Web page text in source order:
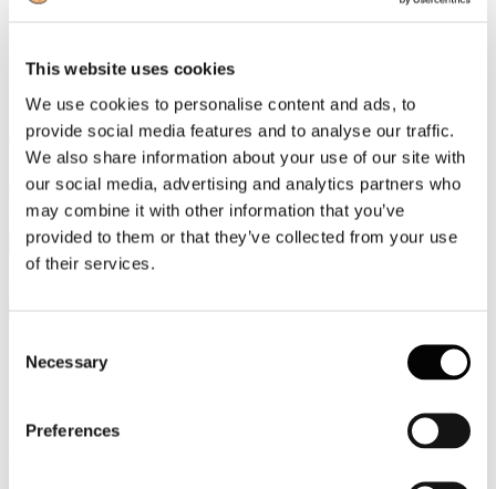
This website uses cookies
We use cookies to personalise content and ads, to
provide social media features and to analyse our traffic.
We also share information about your use of our site with
our social media, advertising and analytics partners who
may combine it with other information that you’ve
provided to them or that they’ve collected from your use
of their services.
Selection
Necessary
Preferences
Articoli e Interviste
Contatti
Tel. +39 320 57 80 986
Email segreteria@federturismo.it
Come aderire
Login